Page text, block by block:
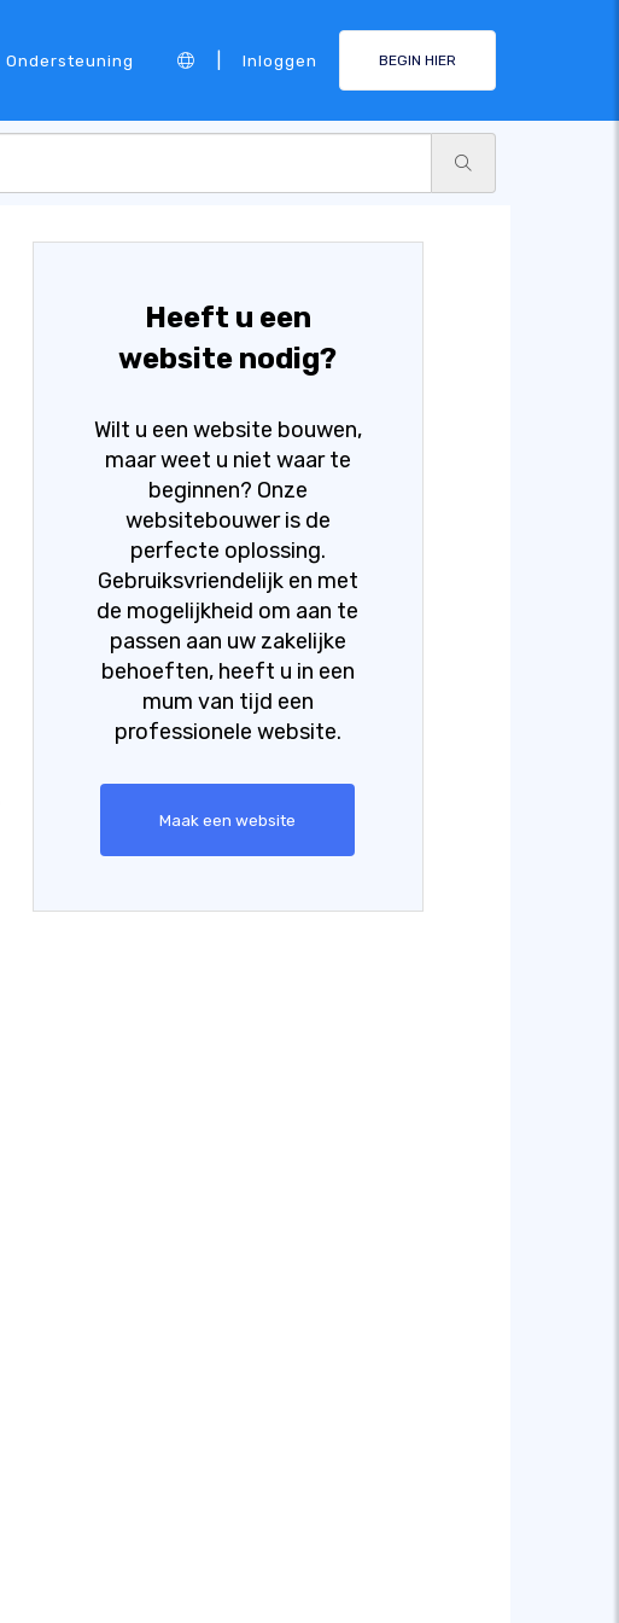
Ondersteuning Inloggen BEGIN HIER
Heeft u een
website nodig?
Wilt u een website bouwen,
maar weet u niet waar te
beginnen? Onze
websitebouwer is de
perfecte oplossing.
Gebruiksvriendelijk en met
de mogelijkheid om aan te
passen aan uw zakelijke
behoeften, heeft u in een
mum van tijd een
professionele website.
Maak een website